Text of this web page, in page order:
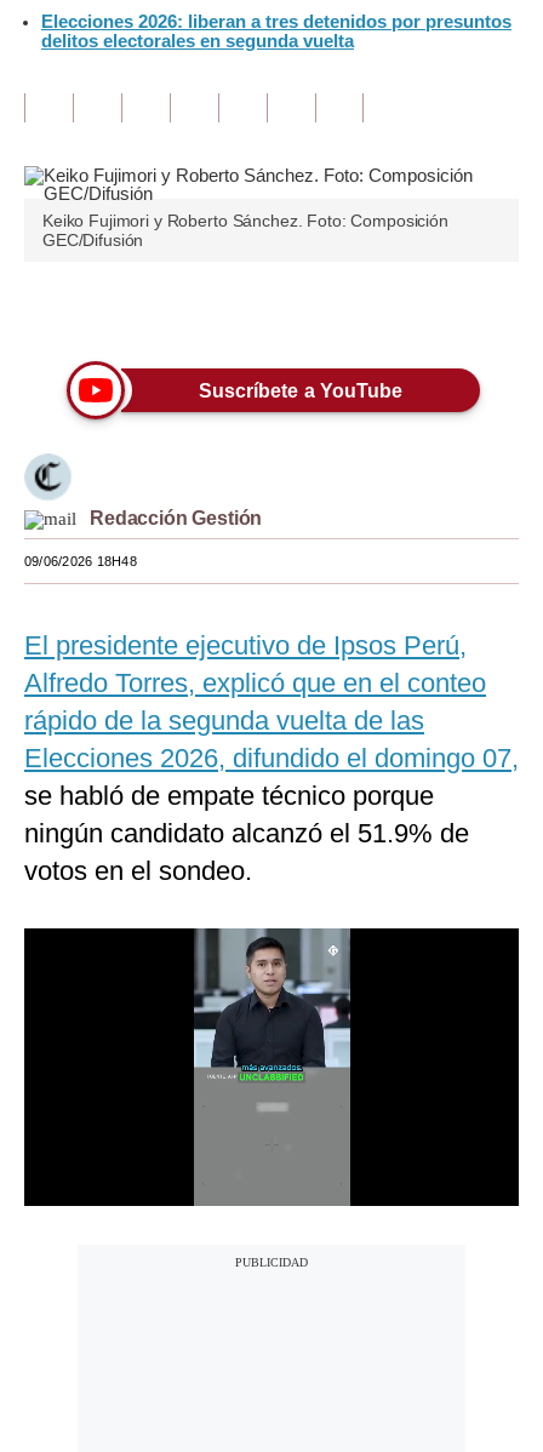
Plus G
Moda
Mundo
España
Internacional
Tecnología
Club del Suscriptor
Mix
G de Gestión
Notas Contratadas
Elecciones 2026: liberan a tres detenidos por presuntos
delitos electorales en segunda vuelta
Keiko Fujimori y Roberto Sánchez. Foto: Composición
GEC/Difusión
Suscríbete a YouTube
Redacción Gestión
09/06/2026 18H48
El presidente ejecutivo de Ipsos Perú,
Alfredo Torres, explicó que en el conteo
rápido de la segunda vuelta de las
Elecciones 2026, difundido el domingo 07,
se habló de empate técnico porque
ningún candidato alcanzó el 51.9% de
votos en el sondeo.